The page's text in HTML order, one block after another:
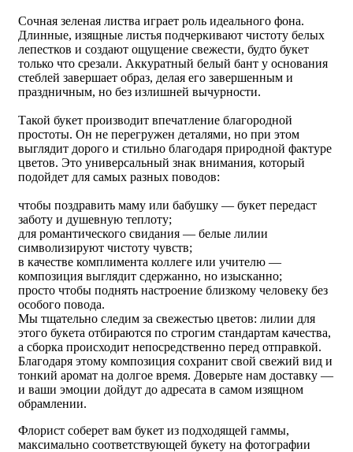
Сочная зеленая листва играет роль идеального фона.
Длинные, изящные листья подчеркивают чистоту белых
лепестков и создают ощущение свежести, будто букет
только что срезали. Аккуратный белый бант у основания
стеблей завершает образ, делая его завершенным и
праздничным, но без излишней вычурности.
Такой букет производит впечатление благородной
простоты. Он не перегружен деталями, но при этом
выглядит дорого и стильно благодаря природной фактуре
цветов. Это универсальный знак внимания, который
подойдет для самых разных поводов:
чтобы поздравить маму или бабушку — букет передаст
заботу и душевную теплоту;
для романтического свидания — белые лилии
символизируют чистоту чувств;
в качестве комплимента коллеге или учителю —
композиция выглядит сдержанно, но изысканно;
просто чтобы поднять настроение близкому человеку без
особого повода.
Мы тщательно следим за свежестью цветов: лилии для
этого букета отбираются по строгим стандартам качества,
а сборка происходит непосредственно перед отправкой.
Благодаря этому композиция сохранит свой свежий вид и
тонкий аромат на долгое время. Доверьте нам доставку —
и ваши эмоции дойдут до адресата в самом изящном
обрамлении.
Флорист соберет вам букет из подходящей гаммы,
максимально соответствующей букету на фотографии